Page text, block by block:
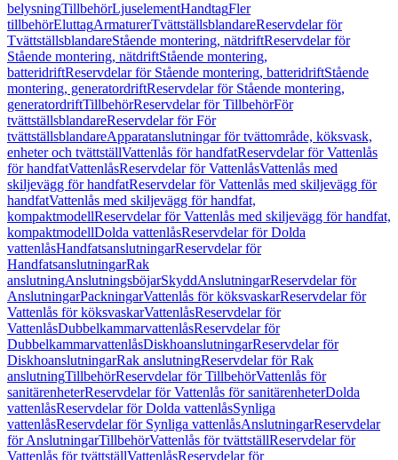
belysningTillbehörLjuselementHandtagFler
tillbehörEluttagArmaturerTvättställsblandareReservdelar för
TvättställsblandareStående montering, nätdriftReservdelar för
Stående montering, nätdriftStående montering,
batteridriftReservdelar för Stående montering, batteridriftStående
montering, generatordriftReservdelar för Stående montering,
generatordriftTillbehörReservdelar för TillbehörFör
tvättställsblandareReservdelar för För
tvättställsblandareApparatanslutningar för tvättområde, köksvask,
enheter och tvättställVattenlås för handfatReservdelar för Vattenlås
för handfatVattenlåsReservdelar för VattenlåsVattenlås med
skiljevägg för handfatReservdelar för Vattenlås med skiljevägg för
handfatVattenlås med skiljevägg för handfat,
kompaktmodellReservdelar för Vattenlås med skiljevägg för handfat,
kompaktmodellDolda vattenlåsReservdelar för Dolda
vattenlåsHandfatsanslutningarReservdelar för
HandfatsanslutningarRak
anslutningAnslutningsböjarSkyddAnslutningarReservdelar för
AnslutningarPackningarVattenlås för köksvaskarReservdelar för
Vattenlås för köksvaskarVattenlåsReservdelar för
VattenlåsDubbelkammarvattenlåsReservdelar för
DubbelkammarvattenlåsDiskhoanslutningarReservdelar för
DiskhoanslutningarRak anslutningReservdelar för Rak
anslutningTillbehörReservdelar för TillbehörVattenlås för
sanitärenheterReservdelar för Vattenlås för sanitärenheterDolda
vattenlåsReservdelar för Dolda vattenlåsSynliga
vattenlåsReservdelar för Synliga vattenlåsAnslutningarReservdelar
för AnslutningarTillbehörVattenlås för tvättställReservdelar för
Vattenlås för tvättställVattenlåsReservdelar för